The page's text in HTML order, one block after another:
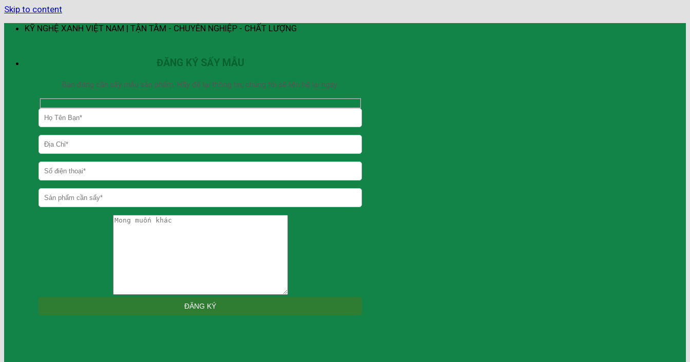
Skip to content
KỸ NGHỆ XANH VIỆT NAM | TẬN TÂM - CHUYÊN NGHIỆP - CHẤT LƯỢNG
ĐĂNG KÝ SẤY MẪU
Bạn đang cần sấy mẫu sản phẩm. Hãy để lại thông tin, chúng tôi sẽ liên hệ lại ngay.